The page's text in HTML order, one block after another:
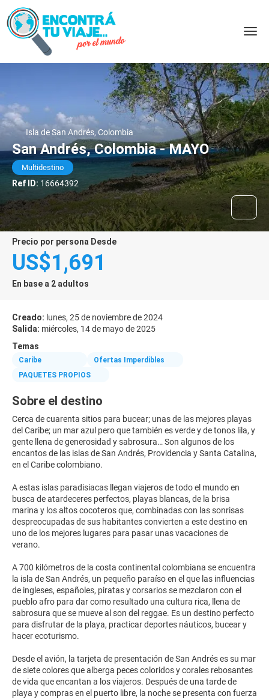
Isla de San Andrés, Colombia
San Andrés, Colombia - MAYO
Multidestino
Ref ID: 16664392
precio por persona Desde
US$1,691
En base a 2 adultos
Creado: lunes, 25 de noviembre de 2024
Salida: miércoles, 14 de mayo de 2025
Temas
Caribe
Ofertas Imperdibles
PAQUETES PROPIOS
Sobre el destino
Cerca de cuarenta sitios para bucear; unas de las mejores playas
del Caribe; un mar azul pero que también es verde y de tonos lila, y
gente llena de generosidad y sabrosura… Son algunos de los
encantos de las islas de San Andrés, Providencia y Santa Catalina,
en el Caribe colombiano.
A estas islas paradisiacas llegan viajeros de todo el mundo en
busca de atardeceres perfectos, playas blancas, de la brisa
marina y los altos cocoteros que, combinadas con las sonrisas
despreocupadas de sus habitantes convierten a este destino en
uno de los mejores lugares para pasar unas vacaciones de
verano.
A 700 kilómetros de la costa continental colombiana se encuentra
la isla de San Andrés, un pequeño paraíso en el que las influencias
de ingleses, españoles, piratas y corsarios se mezclaron con el
pueblo afro para dar como resultado una cultura rica, llena de
sabrosura que se mueve al son del reggae. Es un destino perfecto
para disfrutar de la playa, practicar deportes náuticos, bucear y
hacer ecoturismo.
Desde el avión, la tarjeta de presentación de San Andrés es su mar
de siete colores que alberga peces coloridos y corales rebosantes
de vida que encantan a los viajeros. Después de una tarde de
playa y compras en el puerto libre, la noche se presenta con fuerza